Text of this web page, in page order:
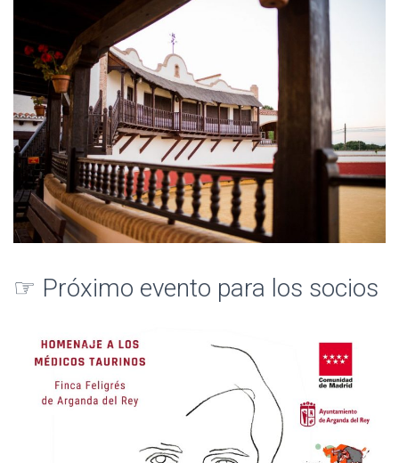
☞ Próximo evento para los socios